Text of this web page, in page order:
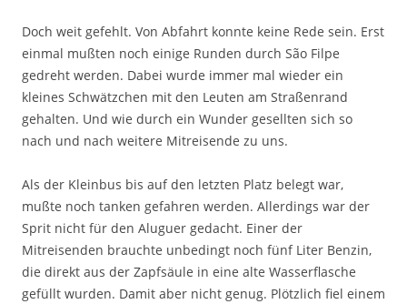
Doch weit gefehlt. Von Abfahrt konnte keine Rede sein. Erst
einmal mußten noch einige Runden durch São Filpe
gedreht werden. Dabei wurde immer mal wieder ein
kleines Schwätzchen mit den Leuten am Straßenrand
gehalten. Und wie durch ein Wunder gesellten sich so
nach und nach weitere Mitreisende zu uns.
Als der Kleinbus bis auf den letzten Platz belegt war,
mußte noch tanken gefahren werden. Allerdings war der
Sprit nicht für den Aluguer gedacht. Einer der
Mitreisenden brauchte unbedingt noch fünf Liter Benzin,
die direkt aus der Zapfsäule in eine alte Wasserflasche
gefüllt wurden. Damit aber nicht genug. Plötzlich fiel einem